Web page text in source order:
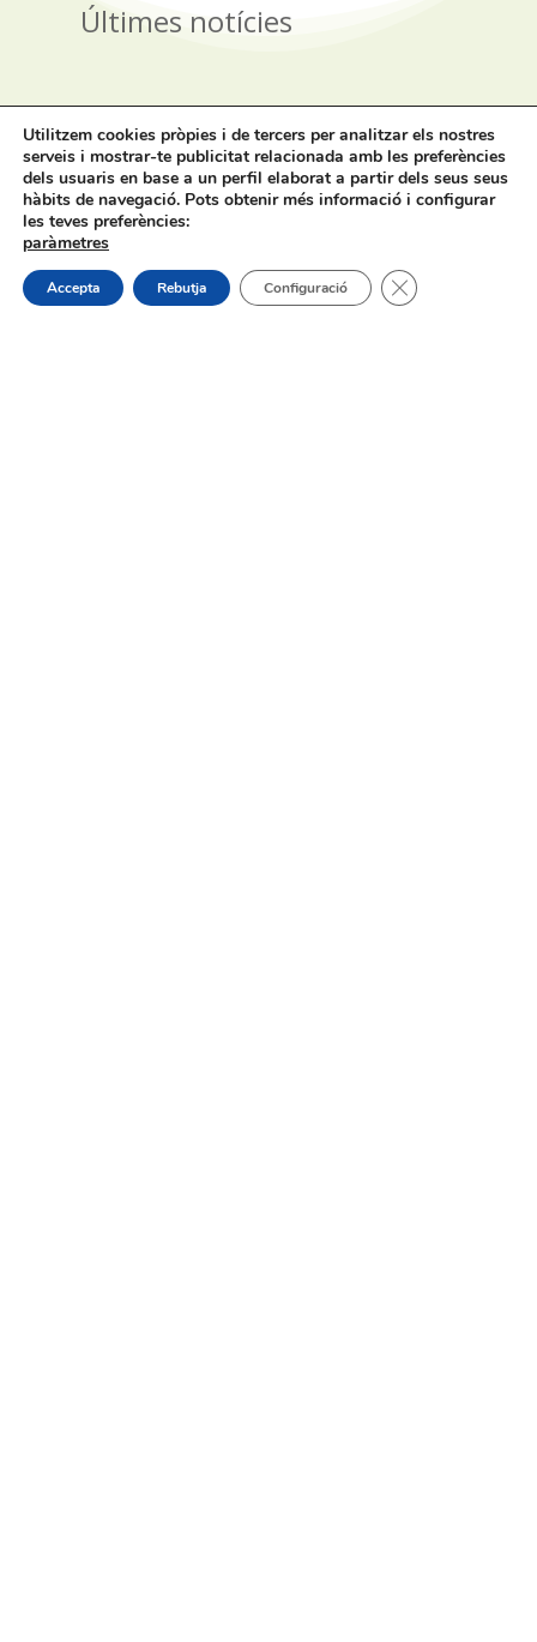
Últimes notícies
06/08/2026
Subvenció destinada a la Prevenció
d’Incendis Forestals en els
Utilitzem cookies pròpies i de tercers per analitzar els nostres
serveis i mostrar-te publicitat relacionada amb les preferències
dels usuaris en base a un perfil elaborat a partir dels seus seus
hàbits de navegació. Pots obtenir més informació i configurar
les teves preferències:
paràmetres
Accepta Rebutja Configuració Tanca el bàner de